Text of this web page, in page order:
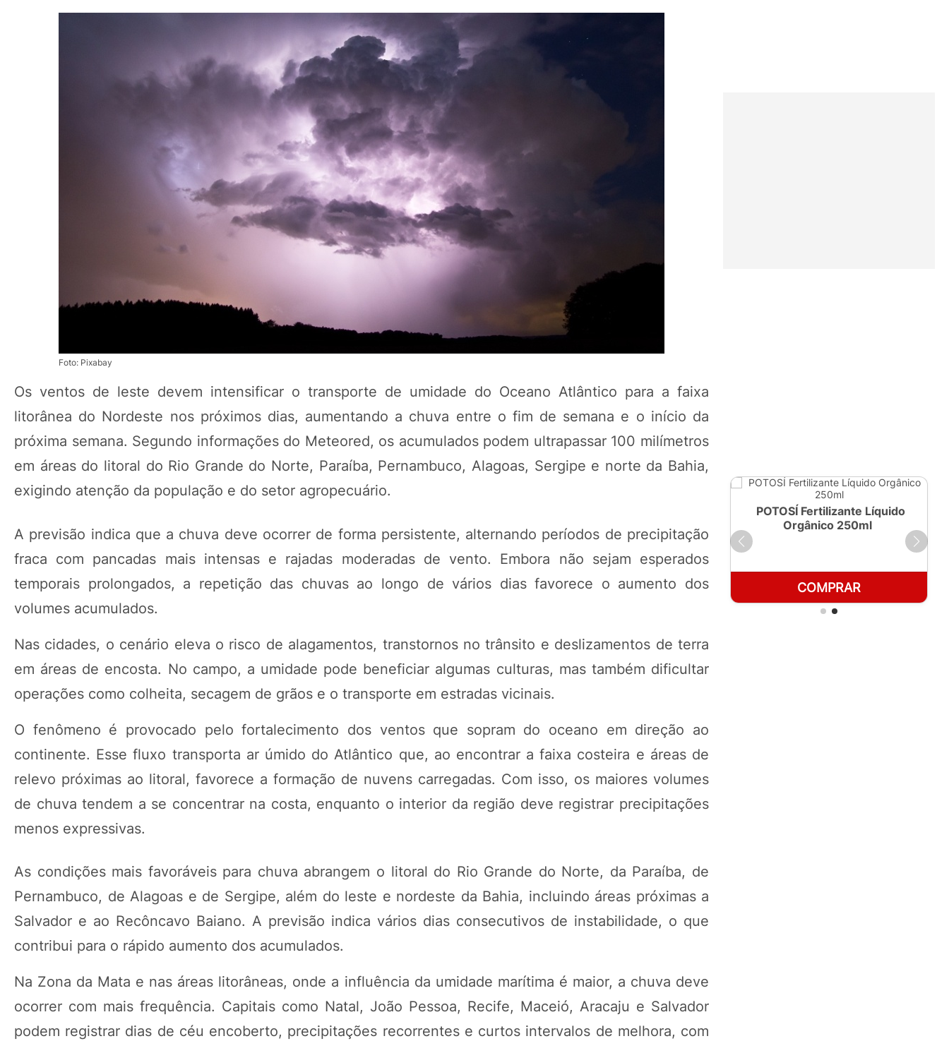
Foto: Pixabay
Os ventos de leste devem intensificar o transporte de umidade do Oceano Atlântico para a faixa
litorânea do Nordeste nos próximos dias, aumentando a chuva entre o fim de semana e o início da
próxima semana. Segundo informações do Meteored, os acumulados podem ultrapassar 100 milímetros
em áreas do litoral do Rio Grande do Norte, Paraíba, Pernambuco, Alagoas, Sergipe e norte da Bahia,
exigindo atenção da população e do setor agropecuário.
A previsão indica que a chuva deve ocorrer de forma persistente, alternando períodos de precipitação
fraca com pancadas mais intensas e rajadas moderadas de vento. Embora não sejam esperados
temporais prolongados, a repetição das chuvas ao longo de vários dias favorece o aumento dos
volumes acumulados.
Nas cidades, o cenário eleva o risco de alagamentos, transtornos no trânsito e deslizamentos de terra
em áreas de encosta. No campo, a umidade pode beneficiar algumas culturas, mas também dificultar
operações como colheita, secagem de grãos e o transporte em estradas vicinais.
O fenômeno é provocado pelo fortalecimento dos ventos que sopram do oceano em direção ao
continente. Esse fluxo transporta ar úmido do Atlântico que, ao encontrar a faixa costeira e áreas de
relevo próximas ao litoral, favorece a formação de nuvens carregadas. Com isso, os maiores volumes
de chuva tendem a se concentrar na costa, enquanto o interior da região deve registrar precipitações
menos expressivas.
As condições mais favoráveis para chuva abrangem o litoral do Rio Grande do Norte, da Paraíba, de
Pernambuco, de Alagoas e de Sergipe, além do leste e nordeste da Bahia, incluindo áreas próximas a
Salvador e ao Recôncavo Baiano. A previsão indica vários dias consecutivos de instabilidade, o que
contribui para o rápido aumento dos acumulados.
Na Zona da Mata e nas áreas litorâneas, onde a influência da umidade marítima é maior, a chuva deve
ocorrer com mais frequência. Capitais como Natal, João Pessoa, Recife, Maceió, Aracaju e Salvador
podem registrar dias de céu encoberto, precipitações recorrentes e curtos intervalos de melhora, com
COMPRAR
POTOSÍ Fertilizante Líquido
Orgânico 250ml
COMPRAR